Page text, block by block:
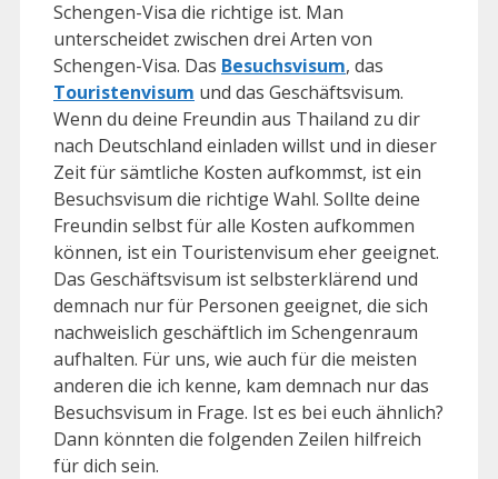
Schengen-Visa die richtige ist. Man
unterscheidet zwischen drei Arten von
Schengen-Visa. Das Besuchsvisum, das
Touristenvisum und das Geschäftsvisum.
Wenn du deine Freundin aus Thailand zu dir
nach Deutschland einladen willst und in dieser
Zeit für sämtliche Kosten aufkommst, ist ein
Besuchsvisum die richtige Wahl. Sollte deine
Freundin selbst für alle Kosten aufkommen
können, ist ein Touristenvisum eher geeignet.
Das Geschäftsvisum ist selbsterklärend und
demnach nur für Personen geeignet, die sich
nachweislich geschäftlich im Schengenraum
aufhalten. Für uns, wie auch für die meisten
anderen die ich kenne, kam demnach nur das
Besuchsvisum in Frage. Ist es bei euch ähnlich?
Dann könnten die folgenden Zeilen hilfreich
für dich sein.